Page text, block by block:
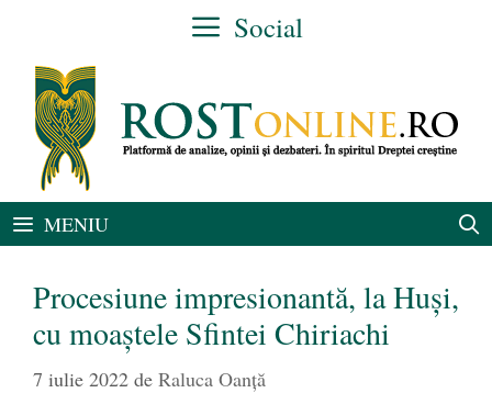
conținut
Social
MENIU
Procesiune impresionantă, la Huși,
cu moaștele Sfintei Chiriachi
7 iulie 2022 de Raluca Oanță